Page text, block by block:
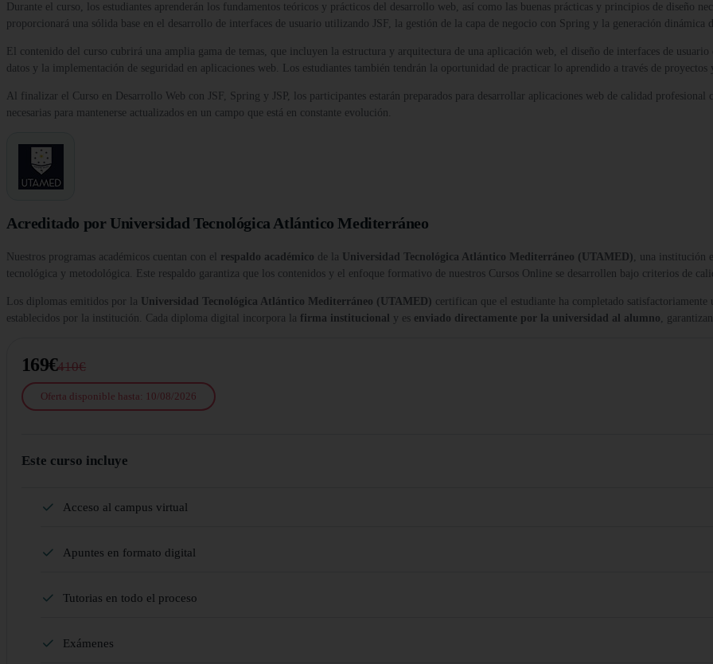
Durante el curso, los estudiantes aprenderán los fundamentos teóricos y prácticos del desarrollo web, así como las buenas prácticas y principios de diseño
proporcionará una sólida base en el desarrollo de interfaces de usuario utilizando JSF, la gestión de la capa de negocio con Spring y la generación dinámica
El contenido del curso cubrirá una amplia gama de temas, que incluyen la estructura y arquitectura de una aplicación web, el diseño de interfaces de
datos y la implementación de seguridad en aplicaciones web. Los estudiantes también tendrán la oportunidad de practicar lo aprendido a través de
Al finalizar el Curso en Desarrollo Web con JSF, Spring y JSP, los participantes estarán preparados para desarrollar aplicaciones web de calidad profesional
necesarias para mantenerse actualizados en un campo que está en constante evolución.
Acreditado por Universidad Tecnológica Atlántico Mediterráneo
Nuestros programas académicos cuentan con el respaldo académico de la Universidad Tecnológica Atlántico Mediterráneo (UTAMED), una institución
tecnológica y metodológica. Este respaldo garantiza que los contenidos y el enfoque formativo de nuestros Cursos Online se desarrollen bajo criterios de
Los diplomas emitidos por la Universidad Tecnológica Atlántico Mediterráneo (UTAMED) certifican que el estudiante ha completado
establecidos por la institución. Cada diploma digital incorpora la firma institucional y es enviado directamente por la universidad al alumno,
169€410€
Oferta disponible hasta: 10/08/2026
Este curso incluye
Acceso al campus virtual
Apuntes en formato digital
Tutorias en todo el proceso
Exámenes